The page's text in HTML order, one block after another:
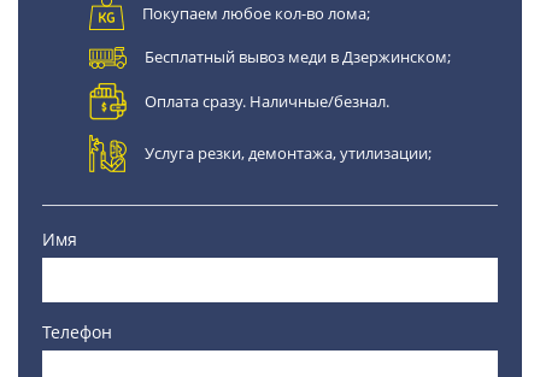
Покупаем любое кол-во лома;
Бесплатный вывоз меди в Дзержинском;
Оплата сразу. Наличные/безнал.
Услуга резки, демонтажа, утилизации;
Имя
Телефон